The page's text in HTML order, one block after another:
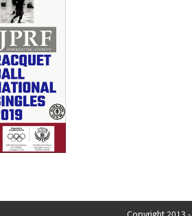
Copyright 2013 -